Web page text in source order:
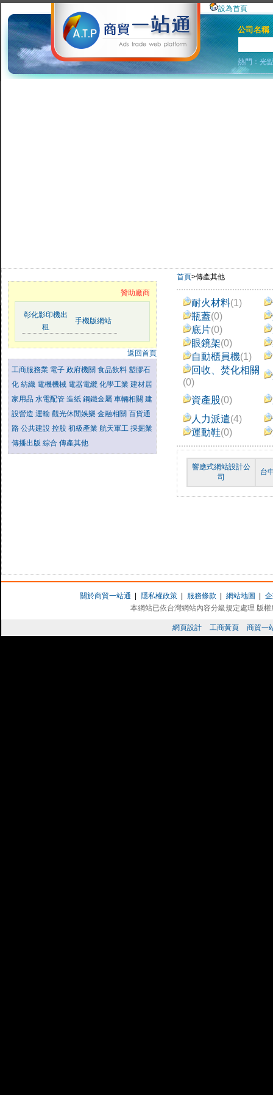
設為首頁
公司名稱
熱門：光
贊助廠商
彰化影印機出
租
手機版網站
返回首頁
工商服務業 電子 政府機關 食品飲料 塑膠石
化 紡織 電機機械 電器電纜 化學工業 建材居
家用品 水電配管 造紙 鋼鐵金屬 車輛相關 建
設營造 運輸 觀光休閒娛樂 金融相關 百貨通
路 公共建設 控股 初級產業 航天軍工 採掘業
傳播出版 綜合 傳產其他
首頁>傳產其他
耐火材料(1)
瓶蓋(0)
底片(0)
眼鏡架(0)
自動櫃員機(1)
回收、焚化相關
(0)
資產股(0)
人力派遣(4)
運動鞋(0)
響應式網站設計公
司
台
關於商貿一站通 隱私權政策 服務條款 網站地圖
本網站已依台灣網站內容分級規定處理 版
網頁設計 工商黃頁 商貿一